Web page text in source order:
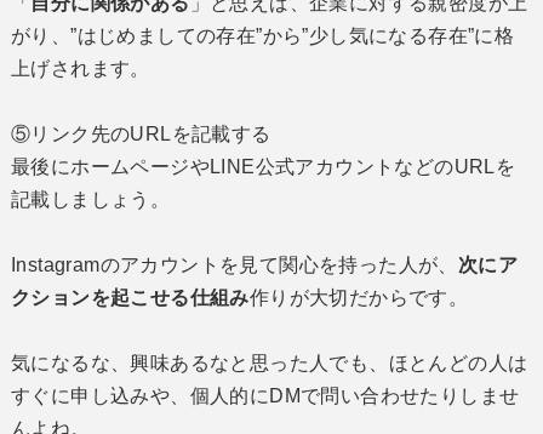
がり、”はじめましての存在”から”少し気になる存在”に格
上げされます。
⑤リンク先のURLを記載する
最後にホームページやLINE公式アカウントなどのURLを
記載しましょう。
Instagramのアカウントを見て関心を持った人が、 次にア
クションを起こせる仕組み作りが大切だからです。
気になるな、興味あるなと思った人でも、ほとんどの人は
すぐに申し込みや、個人的にDMで問い合わせたりしませ
んよね。